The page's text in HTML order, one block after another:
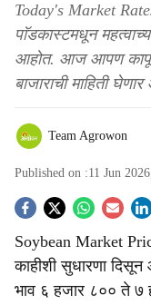
Today's Market
पाॅडकास्टमधून
आहोत. आज आपण कापूस,
बाजाराची माहिती
Team Agrowon
Published on :11 Jun
S
o
c
Soybean Market
काहीशी सुधारणा
भाव ६ हजार ८०० ते ७